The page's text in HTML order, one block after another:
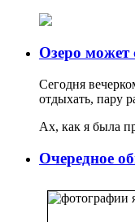
Озеро может
Сегодня
отдыхать, пару
Ах, как я была
Очередное